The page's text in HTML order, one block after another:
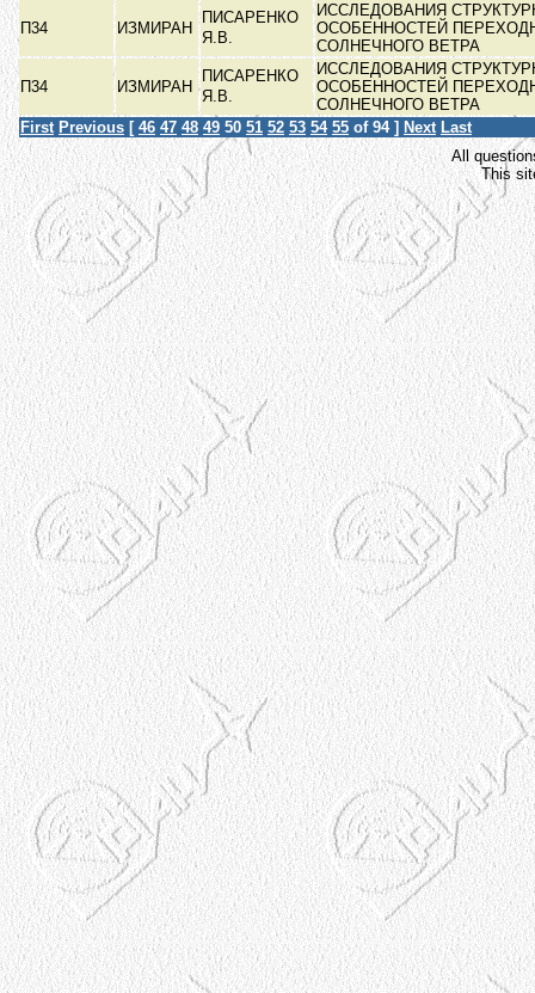
П34 ИЗМИРАН
ПИСАРЕНКО
Я.В.
ИССЛЕДОВАНИЯ
ОСОБЕННОСТЕЙ
СОЛНЕЧНОГО ВЕТРА
П34 ИЗМИРАН
ПИСАРЕНКО
Я.В.
ИССЛЕДОВАНИЯ
ОСОБЕННОСТЕЙ
СОЛНЕЧНОГО ВЕТРА
First Previous [ 46 47 48 49 50 51 52 53 54 55 of 94 ] Next Last
All
This